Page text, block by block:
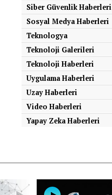
Siber Güvenlik Haberleri
Sosyal Medya Haberleri
Teknologya
Teknoloji Galerileri
Teknoloji Haberleri
Uygulama Haberleri
Uzay Haberleri
Video Haberleri
Yapay Zeka Haberleri